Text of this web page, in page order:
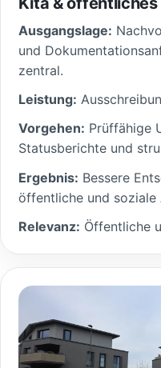
Ausgangslage:
und
zentral.
Leistung:
Vorgehen: Prüffähige
Statusberichte und
Ergebnis: Bessere
öffentliche und soziale
Relevanz: Öffentliche